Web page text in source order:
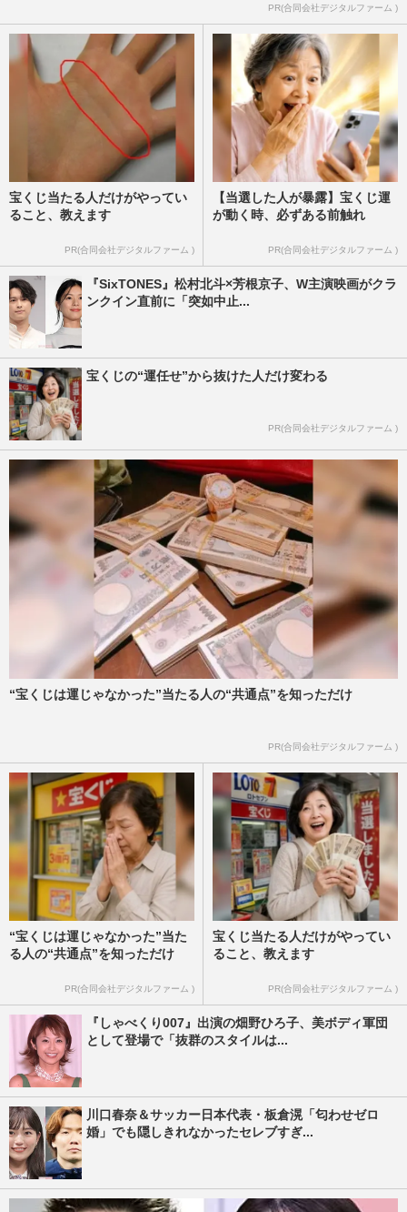
PR(合同会社デジタルファーム )
宝くじ当たる人だけがやってい
ること、教えます
PR(合同会社デジタルファーム )
【当選した人が暴露】宝くじ運
が動く時、必ずある前触れ
PR(合同会社デジタルファーム )
『SixTONES』松村北斗×芳根京子、W主演映画がクラ
ンクイン直前に「突如中止...
宝くじの“運任せ”から抜けた人だけ変わる
PR(合同会社デジタルファーム )
“宝くじは運じゃなかった”当たる人の“共通点”を知っただけ
PR(合同会社デジタルファーム )
“宝くじは運じゃなかった”当た
る人の“共通点”を知っただけ
PR(合同会社デジタルファーム )
宝くじ当たる人だけがやってい
ること、教えます
PR(合同会社デジタルファーム )
『しゃべくり007』出演の畑野ひろ子、美ボディ軍団
として登場で「抜群のスタイルは...
川口春奈＆サッカー日本代表・板倉滉「匂わせゼロ
婚」でも隠しきれなかったセレブすぎ...